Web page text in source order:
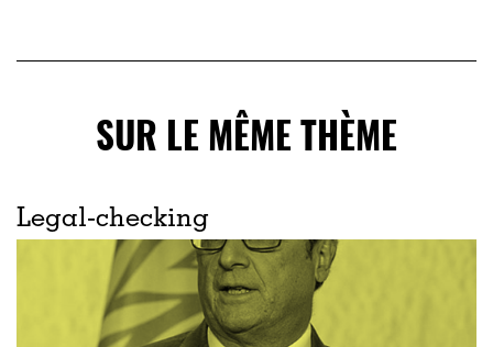
SUR LE MÊME THÈME
Legal-checking